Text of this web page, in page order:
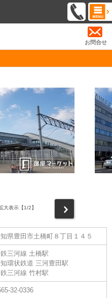
お問合せ
大表示【1/2】
県豊田市土橋町８丁目１４５
三河線 土橋駅
環状鉄道 三河豊田駅
三河線 竹村駅
32-0336